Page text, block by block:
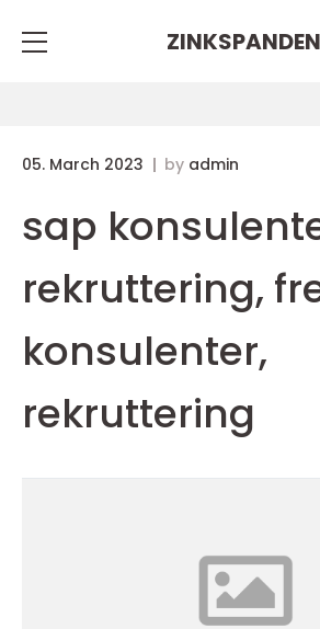
05. March 2023 by admin
sap
rekruttering,
konsulenter,
rekruttering